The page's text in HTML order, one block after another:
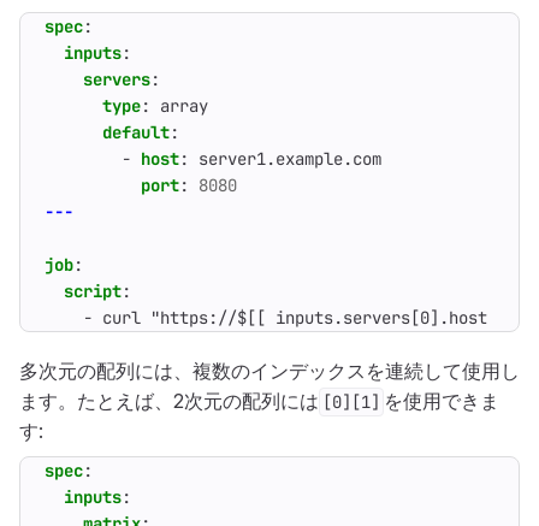
spec:
inputs:
servers:
type:
array
default:
- host:
server1.example.com
port:
8080
---
job:
script:
- curl "https://$[[ inputs.servers[0].host
多次元の配列には、複数のインデックスを連続して使用し
ます。たとえば、2次元の配列には [0][1] を使用できま
す:
spec:
inputs: